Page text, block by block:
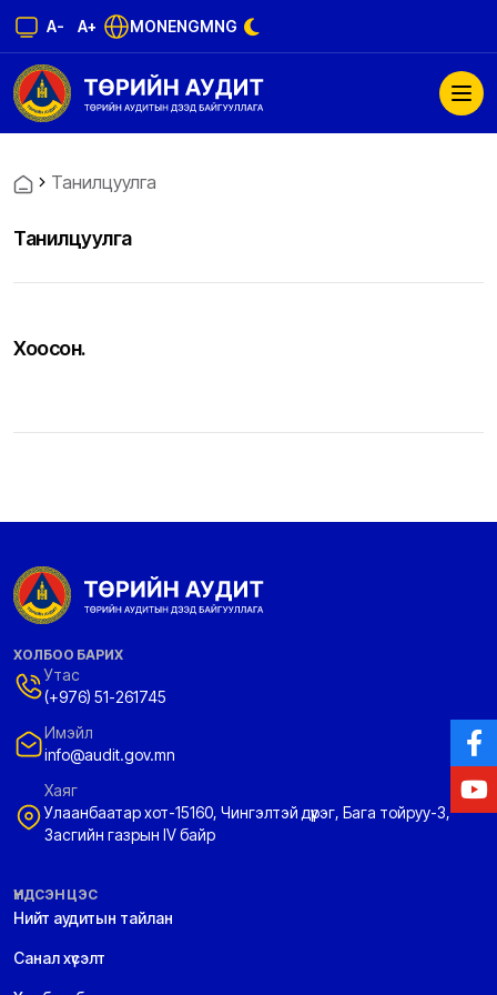
A- A+ MONENGMNG
Танилцуулга
Танилцуулга
Хоосон.
ХОЛБОО БАРИХ
Утас
(+976) 51-261745
Имэйл
info@audit.gov.mn
Хаяг
Улаанбаатар хот-15160, Чингэлтэй дүүрэг, Бага тойруу-3,
Засгийн газрын IV байр
ҮНДСЭН ЦЭС
Нийт аудитын тайлан
Санал хүсэлт